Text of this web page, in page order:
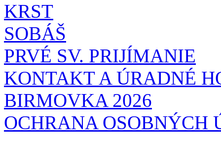
KRST
SOBÁŠ
PRVÉ SV. PRIJÍMANIE
KONTAKT A ÚRADNÉ
BIRMOVKA 2026
OCHRANA OSOBNÝCH